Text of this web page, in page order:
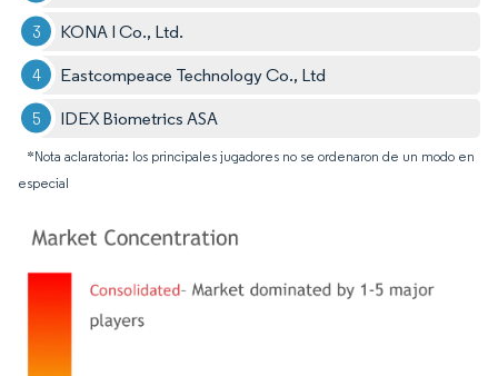
KONA I Co., Ltd.
Eastcompeace Technology Co., Ltd
IDEX Biometrics ASA
*Nota aclaratoria: los principales jugadores no se ordenaron de un modo en
especial